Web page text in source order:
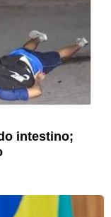
intestino;